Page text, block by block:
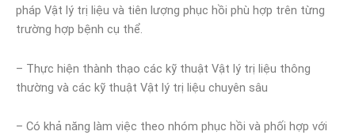
pháp Vật lý trị liệu và tiên lượng phục hồi phù hợp trên từng
trường hợp bệnh cụ thể.
– Thực hiện thành thạo các kỹ thuật Vật lý trị liệu thông
thường và các kỹ thuật Vật lý trị liệu chuyên sâu
– Có khả năng làm việc theo nhóm phục hồi và phối hợp với